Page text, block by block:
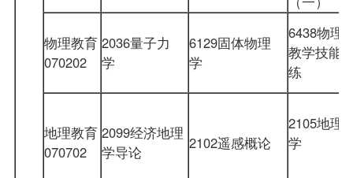
物理教育
070202
2036量子力
学
6129固体物理
学
6438物理
教学技能
练
地理教育
070702
2099经济地理
学导论
2102遥感概论
2105地理
学